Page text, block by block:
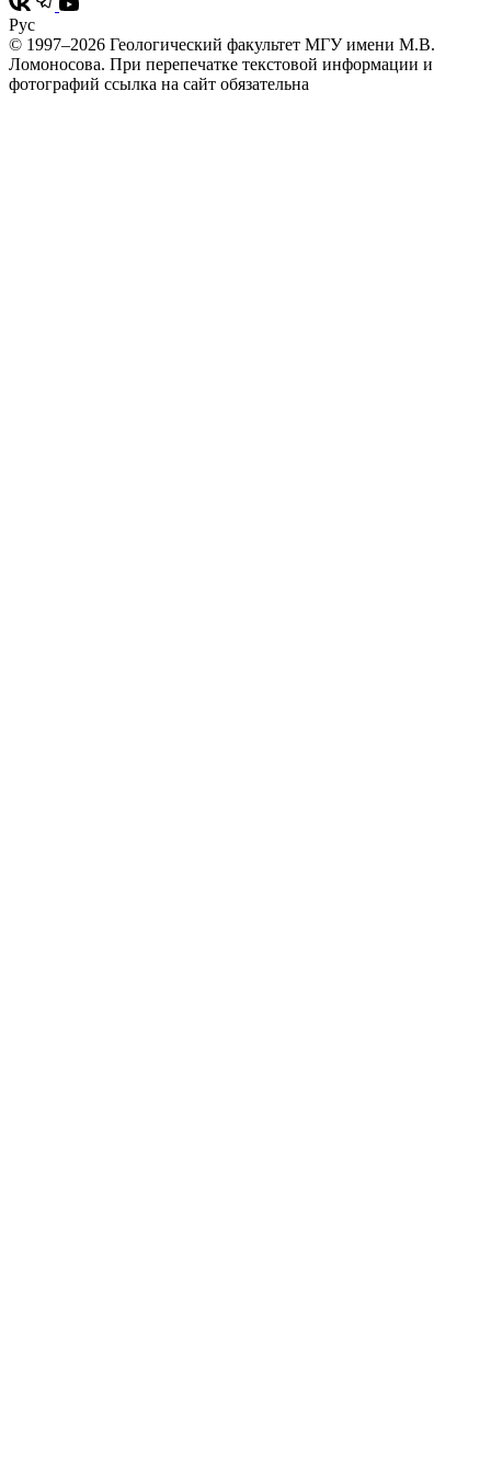
Рус
© 1997–2026 Геологический факультет МГУ имени М.В.
Ломоносова. При перепечатке текстовой информации и
фотографий ссылка на сайт обязательна